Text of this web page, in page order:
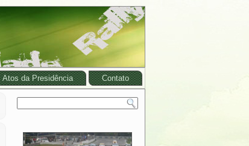
Atos da Presidência Contato